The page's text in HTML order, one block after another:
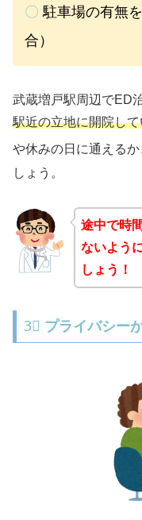
〇 駐車場の有無
合）
武蔵増戸駅周辺でED
駅近の立地に開院し
や休みの日に通えるか
しょう。
途中で時
ないよう
しょう！
3⃣ プライバシー